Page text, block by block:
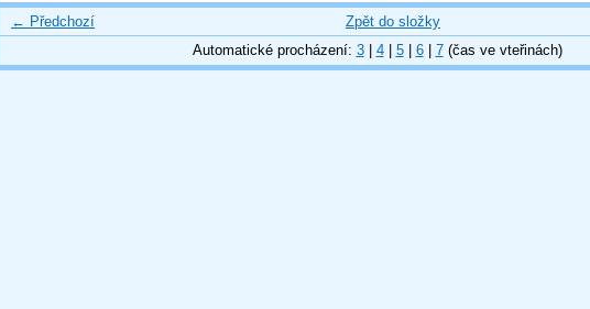
← Předchozí
Zpět do složky
Automatické procházení: 3| 4| 5| 6| 7(čas ve vteřinách)